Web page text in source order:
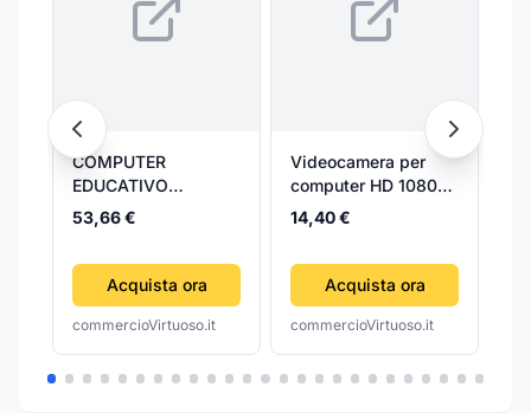
COMPUTER
EDUCATIVO
CAROTINA
53,66 €
Acquista ora
commercioVirtuoso.it
Videocamera per
computer HD 1080P,
webcam USB,
videocamera per
14,40 €
Acquista ora
commercioVirtuoso.it